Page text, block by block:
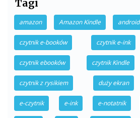
Tagi
amazon Amazon Kindle android
czytnik e-booków czytnik e-ink
czytnik ebooków czytnik Kindle
czytnik z rysikiem duży ekran
e-czytnik e-ink e-notatnik